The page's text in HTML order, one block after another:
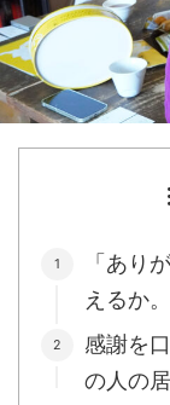
「あり
えるか。
感謝を
の人の